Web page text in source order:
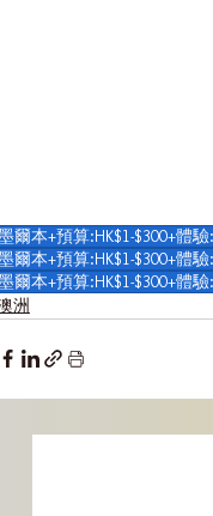
爾本+預算:HK$1-$300+體
爾本+預算:HK$1-$300+體
爾本+預算:HK$1-$300+體
洲